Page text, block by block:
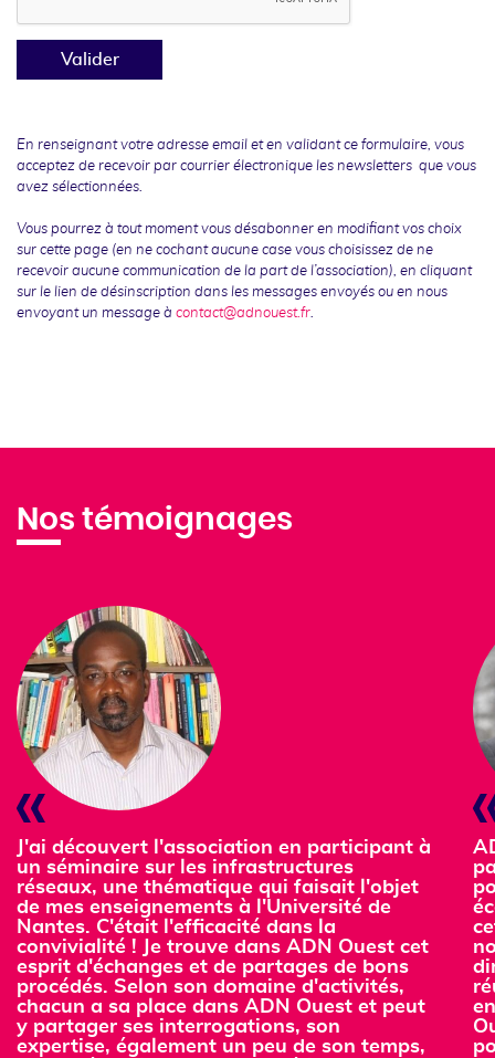
Valider
En renseignant votre adresse email et en validant ce formulaire, vous
acceptez de recevoir par courrier électronique les newsletters que vous
avez sélectionnées.
Vous pourrez à tout moment vous désabonner en modifiant vos choix
sur cette page (en ne cochant aucune case vous choisissez de ne
recevoir aucune communication de la part de l’association), en cliquant
sur le lien de désinscription dans les messages envoyés ou en nous
envoyant un message à contact@adnouest.fr
Nos témoignages
J'ai découvert l'association en participant à
un séminaire sur les infrastructures
réseaux, une thématique qui faisait l'objet
de mes enseignements à l'Université de
Nantes. C'était l'efficacité dans la
convivialité ! Je trouve dans ADN Ouest cet
esprit d'échanges et de partages de bons
procédés. Selon son domaine d'activités,
chacun a sa place dans ADN Ouest et peut
y partager ses interrogations, son
expertise, également un peu de son temps,